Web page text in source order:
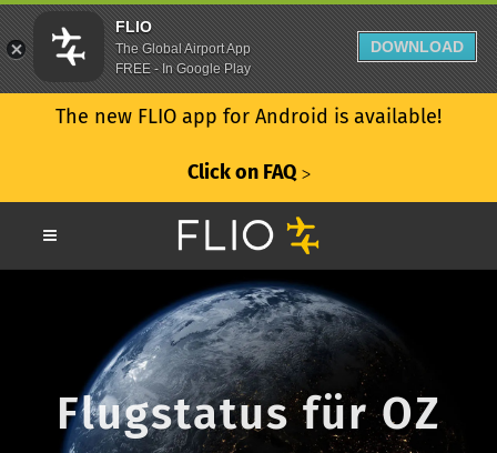
The new FLIO app for Android is available!
Click on FAQ ᐳ
Flugstatus für OZ
FLIO
The Global Airport App
FREE - In Google Play
DOWNLOAD